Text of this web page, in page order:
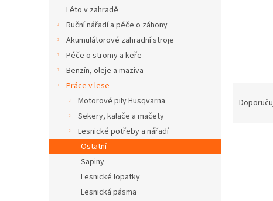
Léto v zahradě
Ruční nářadí a péče o záhony
Akumulátorové zahradní stroje
Péče o stromy a keře
Benzín, oleje a maziva
Práce v lese
Motorové pily Husqvarna
Sekery, kalače a mačety
Lesnické potřeby a nářadí
Ostatní
Sapiny
Lesnické lopatky
Lesnická pásma